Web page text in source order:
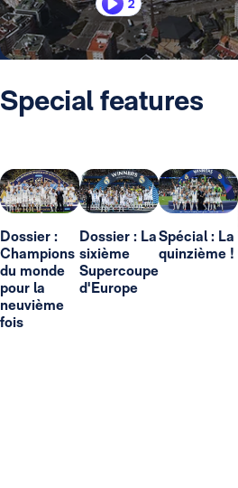
2
Special features
Dossier :
Champions
du monde
pour la
neuvième
fois
Dossier : La
sixième
Supercoupe
d'Europe
Spécial : La
quinzième !